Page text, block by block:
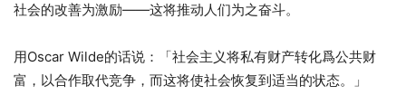
社会的改善为激励——这将推动人们为之奋斗。
用Oscar Wilde的话说：「社会主义将私有财产转化爲公共财
富，以合作取代竞争，而这将使社会恢复到适当的状态。」